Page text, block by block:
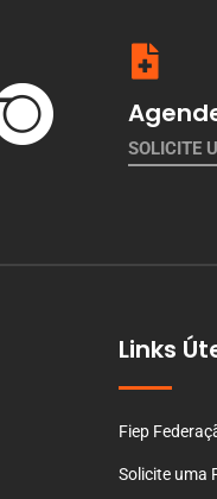
SOLICITE
Links
Fiep
Solicite uma